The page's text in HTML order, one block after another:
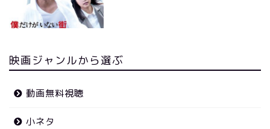
映画ジャンルから選ぶ
動画無料視聴
小ネタ